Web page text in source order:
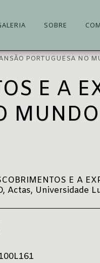
SOBRE
PORTUGUESA NO
E A
MUNDO
E A
Actas, Universidade